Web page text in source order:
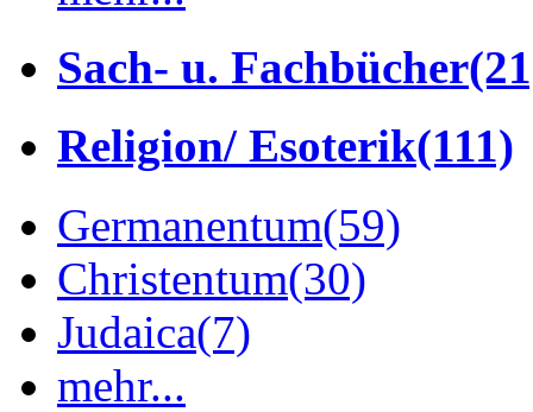
Sach- u. Fachbücher
Religion/ Esoterik(111)
Germanentum(59)
Christentum(30)
Judaica(7)
mehr...